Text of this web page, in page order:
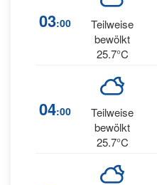
03:00
Teilweise
bewölkt
25.7°C
04:00
Teilweise
bewölkt
25.7°C